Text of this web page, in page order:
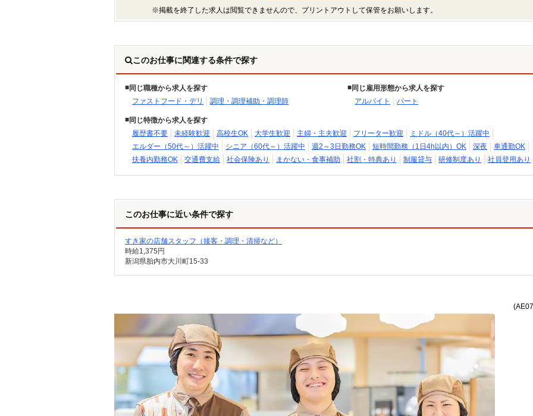
※掲載を終了した求人は閲覧できませんので、プリントアウトして保管をお願いします。
このお仕事に関連する条件で探す
同じ職種から求人を探す
ファストフード・デリ
調理・調理補助・調理師
同じ雇用形態から求人を探す
アルバイト
パート
同じ特徴から求人を探す
履歴書不要
未経験歓迎 高校生OK 大学生歓迎 主婦・主夫歓迎 フリーター歓迎
ミドル（40代～）活躍中
エルダー（50代～）活躍中
シニア（60代～）活躍中 週2～3日勤務OK 短時間勤務（1日4h以内）OK 深夜
車通勤OK
扶養内勤務OK
交通費支給 社会保険あり まかない・食事補助 社割・特典あり 制服貸与 研修制度あり 社員登用あり
このお仕事に近い条件で探す
すき家の店舗スタッフ（接客・調理・清掃など）
時給1,375円
新潟県胎内市大川町15-33